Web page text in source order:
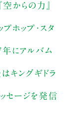
からの力』
ホップ・スタ
にアルバム
キングギドラ
セージを発信